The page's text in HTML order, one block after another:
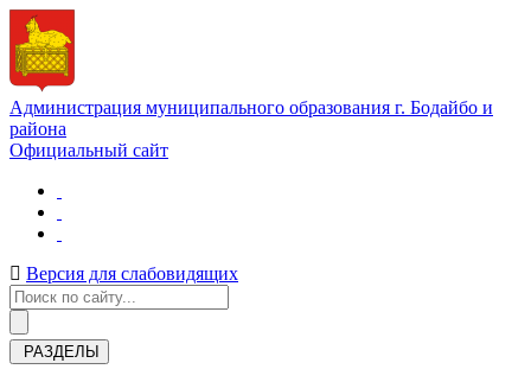
Администрация муниципального образования г. Бодайбо и
района
Официальный сайт
Версия для слабовидящих
РАЗДЕЛЫ